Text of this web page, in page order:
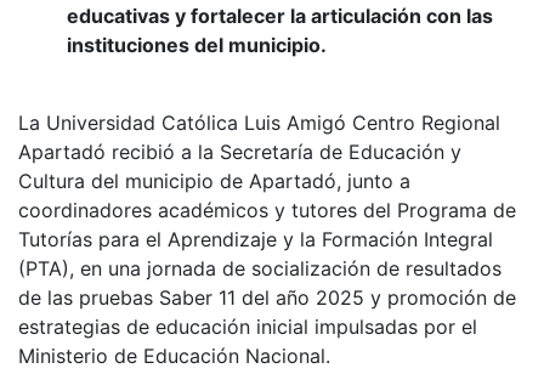
educativas y fortalecer la articulación con las
instituciones del municipio.
La Universidad Católica Luis Amigó Centro Regional
Apartadó recibió a la Secretaría de Educación y
Cultura del municipio de Apartadó, junto a
coordinadores académicos y tutores del Programa de
Tutorías para el Aprendizaje y la Formación Integral
(PTA), en una jornada de socialización de resultados
de las pruebas Saber 11 del año 2025 y promoción de
estrategias de educación inicial impulsadas por el
Ministerio de Educación Nacional.